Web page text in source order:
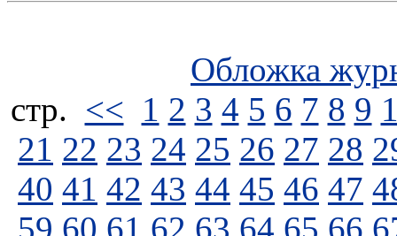
Обложка
стp. << 1 2 3 4 5 6 7 8 9
21 22 23 24 25 26 27 28
40 41 42 43 44 45 46 47